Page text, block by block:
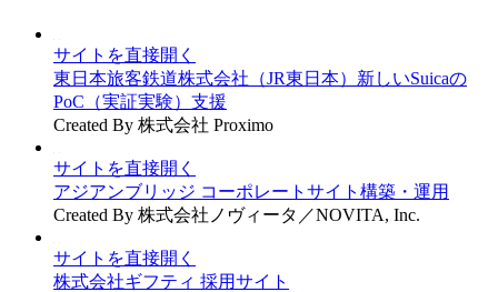
サイトを直接開く
東日本旅客鉄道株式会社（JR東日本）新しいSuicaの
PoC（実証実験）支援
Created By 株式会社 Proximo
サイトを直接開く
アジアンブリッジ コーポレートサイト構築・運用
Created By 株式会社ノヴィータ／NOVITA, Inc.
サイトを直接開く
株式会社ギフティ 採用サイト